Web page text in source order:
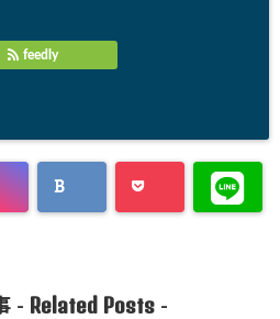
feedly
- Related Posts-